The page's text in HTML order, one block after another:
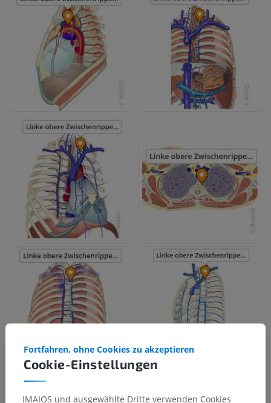
Cookie-Einstellungen
Fortfahren, ohne Cookies zu akzeptieren
IMAIOS und ausgewählte Dritte verwenden Cookies